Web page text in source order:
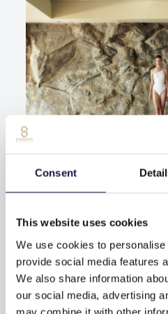
Consent
This website uses cookies
We use cookies to
provide social media features
We also share information
our social media, advertising
may combine it with other